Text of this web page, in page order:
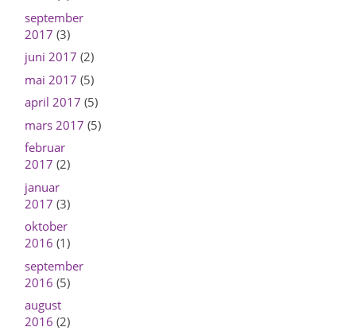
september
2017 (3)
juni 2017 (2)
mai 2017 (5)
april 2017 (5)
mars 2017 (5)
februar
2017 (2)
januar
2017 (3)
oktober
2016 (1)
september
2016 (5)
august
2016 (2)